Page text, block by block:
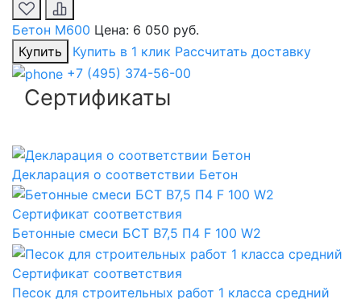
Бетон М600 Цена: 6 050 руб.
Купить
Купить в 1 клик Рассчитать доставку
+7 (495) 374-56-00
Сертификаты
Декларация о соответствии Бетон
Сертификат соответствия
Бетонные смеси БСТ B7,5 П4 F 100 W2
Сертификат соответствия
Песок для строительных работ 1 класса средний